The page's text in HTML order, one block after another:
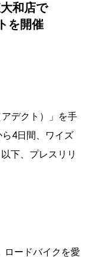
和店で
を開催
デクト）」を手
4日間、ワイズ
下、プレスリリ
ロードバイクを愛